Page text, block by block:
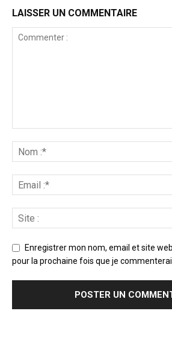
LAISSER UN COMMENTAIRE
Enregistrer mon nom, email et site
pour la prochaine fois que je commenterai.